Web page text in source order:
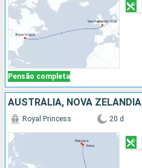
Pensão completa
Royal Princess 20 d